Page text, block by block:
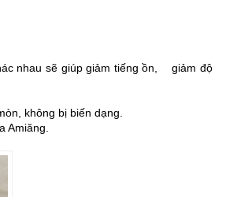
nhau sẽ giúp giảm tiếng ồn, giảm độ
không bị biến dạng.
Amiăng.